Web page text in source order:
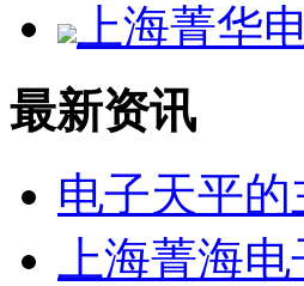
上海菁华
最新资讯
电子天平
上海菁海